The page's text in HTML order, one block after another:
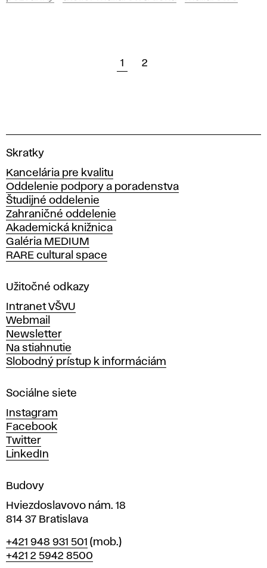
1 2
V
s
o
k
á
š
k
o
a
ý
t
v
a
r
ý
c
h
u
m
e
í
v
r
a
Skratky
Kancelária pre kvalitu
Oddelenie podpory a poradenstva
Študijné oddelenie
Zahraničné oddelenie
Akademická knižnica
Galéria MEDIUM
RARE cultural space
Užitočné odkazy
Intranet VŠVU
Webmail
Newsletter
Na stiahnutie
Slobodný prístup k informáciám
Sociálne siete
Instagram
Facebook
Twitter
LinkedIn
Budovy
Hviezdoslavovo nám. 18
814 37 Bratislava
Telefón
+421 948 931 501 (mob.)
+421 2 5942 8500